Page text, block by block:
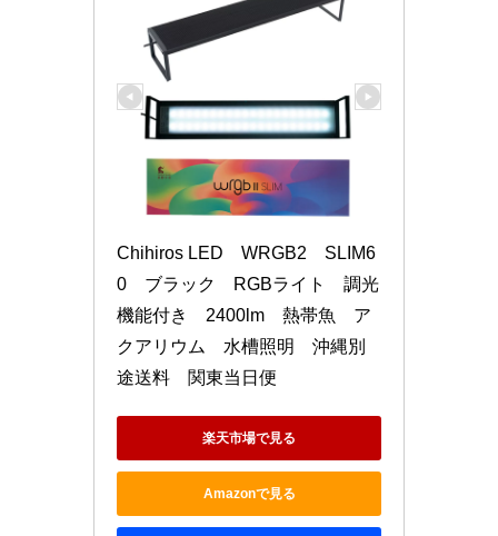
Chihiros LED　WRGB2　SLIM6
0　ブラック　RGBライト　調光
機能付き　2400lm　熱帯魚　ア
クアリウム　水槽照明　沖縄別
途送料　関東当日便
楽天市場で見る
Amazonで見る